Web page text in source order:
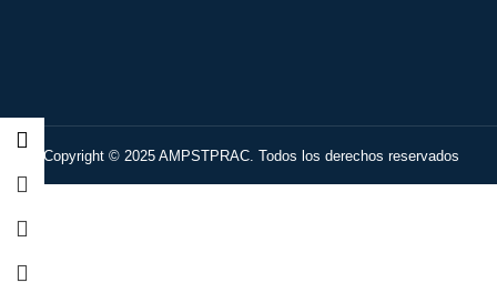
Copyright © 2025 AMPSTPRAC. Todos los derechos reservados